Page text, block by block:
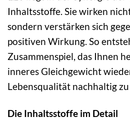
Inhaltsstoffe. Sie wirken
sondern verstärken sich
positiven Wirkung. So
Zusammenspiel, das Ihnen
inneres Gleichgewicht
Lebensqualität nachhaltig zu
Die Inhaltsstoffe im Detail